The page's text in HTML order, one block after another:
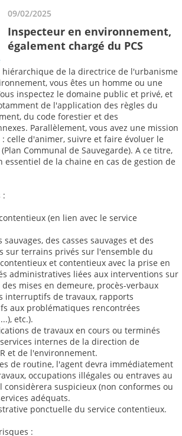
09/02/2025
Inspecteur en environnement,
également chargé du PCS
hiérarchique de la directrice de l'urbanisme
vous êtes un homme ou une
inspectez le domaine public et privé, et
de l'application des règles du
du code forestier et des
Parallèlement, vous avez une mission
celle d'animer, suivre et faire évoluer le
Communal de Sauvegarde). A ce titre,
essentiel de la chaine en cas de gestion de
:
(en lien avec le service
des casses sauvages et des
sur terrains privés sur l'ensemble du
et contentieux avec la prise en
administratives liées aux interventions sur
mises en demeure, procès-verbaux
interruptifs de travaux, rapports
aux problématiques rencontrées
etc.).
de travaux en cours ou terminés
internes de la direction de
et de l'environnement.
de routine, l'agent devra immédiatement
occupations illégales ou entraves au
suspicieux (non conformes ou
adéquats.
ponctuelle du service contentieux.
: